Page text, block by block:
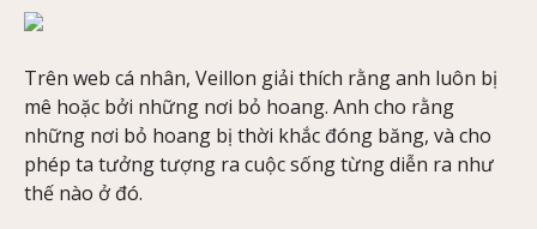
Trên web cá nhân, Veillon giải thích rằng anh luôn bị
mê hoặc bởi những nơi bỏ hoang. Anh cho rằng
những nơi bỏ hoang bị thời khắc đóng băng, và cho
phép ta tưởng tượng ra cuộc sống từng diễn ra như
thế nào ở đó.